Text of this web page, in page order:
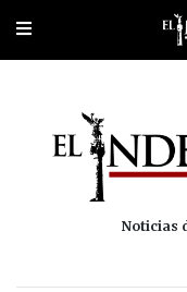
Portada Los
Noticias